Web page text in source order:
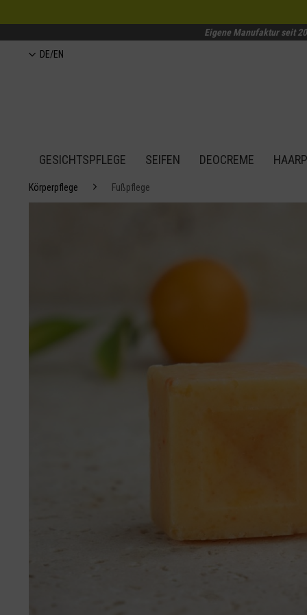
Eigene Manufaktur seit
DE/EN
GESICHTSPFLEGE SEIFEN DEOCREME
Körperpflege Fußpflege